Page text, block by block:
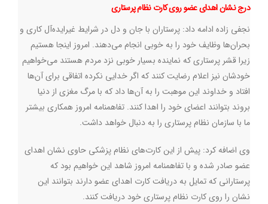
درج نشان اهدای عضو روی کارت نظام پرستاری
نجفی زاده ادامه داد: پرستاران با جان و دل در شرایط غیرایده‌آل کاری و
بحران‌ها وظایف خود را به خوبی انجام می‌دهند. امروز اینجا هستیم
زیرا قشر پرستاری که نماینده بسیار خوبی نزد مردم هستند می‌خواهیم
خودشان نیز اعلام رضایت کنند که اگر خدایی نکرده اتفاقی برای آن‌ها
افتاد و خداوند این موهبت را به آن‌ها داد که با مرگ مغزی از دنیا
بروند بتوانند اعضای خود را اهدا کنند. تفاهمنامه امروز همکاری بیشتر
ما با سازمان نظام پرستاری را به دنبال خواهد داشت.
وی اضافه کرد: پیش از این کارت‌های نظام پزشکی حاوی نشان اهدای
عضو صادر شده و با تفاهمنامه امروز شاهد این خواهیم بود که
پرستارانی که تمایل به دریافت کارت اهدای عضو دارند بتوانند این
نشان را روی کارت نظام پرستاری خود دریافت کنند.